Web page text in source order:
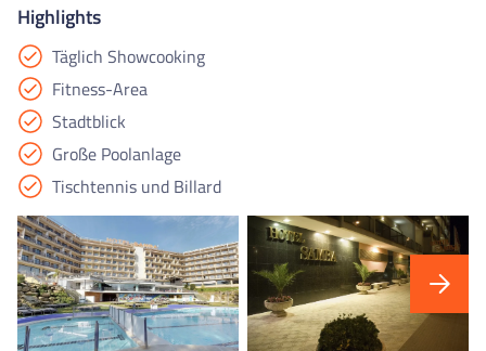
Highlights
Täglich Showcooking
Fitness-Area
Stadtblick
Große Poolanlage
Tischtennis und Billard